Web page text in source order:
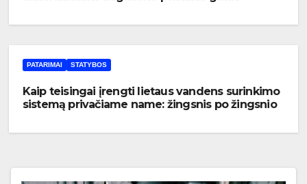
PATARIMAI STATYBOS
Kaip teisingai įrengti lietaus vandens surinkimo
sistemą privačiame name: žingsnis po žingsnio